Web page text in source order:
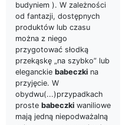
budyniem ). W zależności
od fantazji, dostępnych
produktów lub czasu
można z niego
przygotować słodką
przekąskę „na szybko” lub
eleganckie babeczki na
przyjęcie. W
obydwu(...)przypadkach
proste babeczki waniliowe
mają jedną niepodważalną